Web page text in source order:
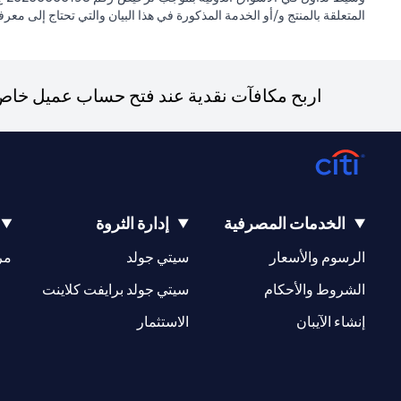
المتعلقة بالمنتج و/أو الخدمة المذكورة في هذا البيان والتي تحتاج إلى
اربح مكافآت نقدية عند فتح حساب عميل
الخدمات المصرفية
الرسوم والأسعار
الشروط والأحكام
إنشاء الآيبان
إدارة الثروة
سيتي جولد
سيتي جولد برايفت كلاينت
الاستثمار